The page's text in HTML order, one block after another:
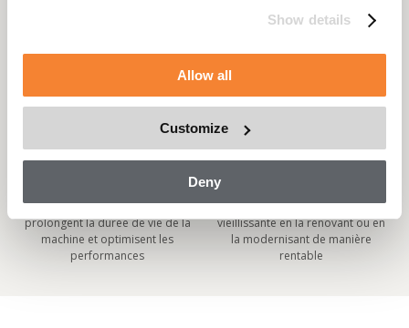
Show details
Allow all
Customize
Deny
fournir un cycle de vie complet de
orientées client
Pièces détachées
Les pièces détachées d’origine
prolongent la durée de vie de la
machine et optimisent les
performances
Solutions de remise à
Redonnez vie à une machine
vieillissante en la rénovant ou en
la modernisant de manière
rentable